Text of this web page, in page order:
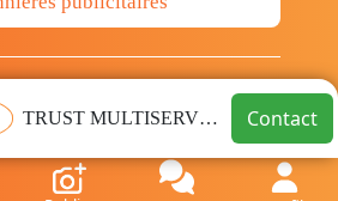
TRUST MULTISERVICES ARIANA Contact
2026 Cava.tn Limited Tous
droits sont réservés.